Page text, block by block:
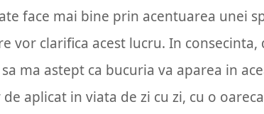
face mai bine prin acentuarea unei
vor clarifica acest lucru. In
ma astept ca bucuria va aparea in
aplicat in viata de zi cu zi, cu o